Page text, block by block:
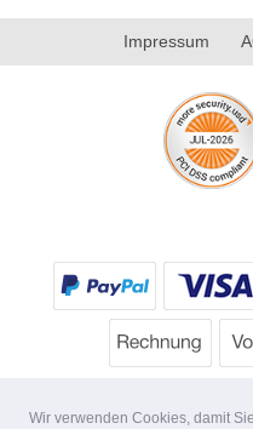
Wir verwenden Cookies, damit
Impressum